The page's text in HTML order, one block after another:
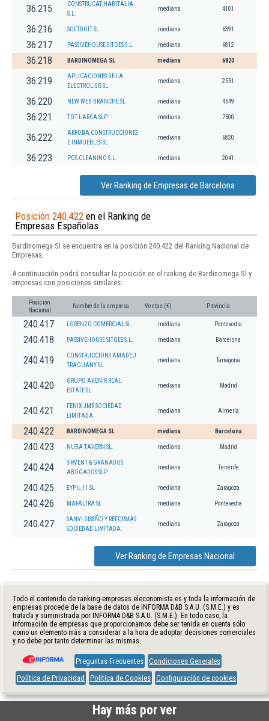
36.215
CONSTRUCAT HABITALIA
S.L.
mediana 4101
36.216 SOFTDOIT SL. mediana 6391
36.217 PASSIVEHOUSE SITGES S.L. mediana 6812
36.218 BARDINOMEGA SL mediana 6820
36.219
APLICACIONES DE LA
ELECTROLISIS SL
mediana 2551
36.220 NEW WEB BRANCHE SL. mediana 4649
36.221 TOT L'ARCA SLP mediana 7500
36.222
ARROBA CONSTRUCCIONES
E INMUEBLES SL
mediana 6820
36.223 PGS CLEANING S.L. mediana 2041
Ver Ranking de Empresas de Barcelona
Posición 240.422 en el Ranking de
Empresas Españolas
Bardinomega Sl se encuentra en la posición 240.422 del Ranking Nacional de
Empresas.
A continuación podrá consultar la posición en el ranking de Bardinomega Sl y
empresas con posiciones similares:
Posición
Nacional
Nombre de la empresa Ventas (€) Provincia
240.417 LORENZO COMERCIAL SL mediana Pontevedra
240.418 PASSIVEHOUSE SITGES S.L. mediana Barcelona
240.419
CONSTRUCCIONS AMADEU
TRAGUANY SL
mediana Tarragona
240.420
GRUPO AVENIR REAL
ESTATE SL.
mediana Madrid
240.421
FENIX JMR SOCIEDAD
LIMITADA.
mediana Almería
240.422 BARDINOMEGA SL mediana Barcelona
240.423 NUBA TAVERN SL. mediana Madrid
240.424
SIRVENT & GRANADOS
ABOGADOS SLP.
mediana Tenerife
240.425 EYPIL 11 SL mediana Zaragoza
240.426 MAFALTRA SL mediana Pontevedra
240.427
SANVI DISEÑO Y REFORMAS
SOCIEDAD LIMITADA.
mediana Zaragoza
Ver Ranking de Empresas Nacional
Todo el contenido de ranking-empresas.eleconomista.es y toda la información de
empresas procede de la base de datos de INFORMA D&B S.A.U. (S.M.E.) y es
tratada y suministrada por INFORMA D&B S.A.U. (S.M.E.). En todo caso, la
información de empresas que proporcionamos debe ser tenida en cuenta sólo
como un elemento más a considerar a la hora de adoptar decisiones comerciales
y no debe por tanto determinar las mismas.
Preguntas Frecuentes Condiciones Generales
Política de Privacidad
Política de Cookies Configuración de cookies
Hay más por ver